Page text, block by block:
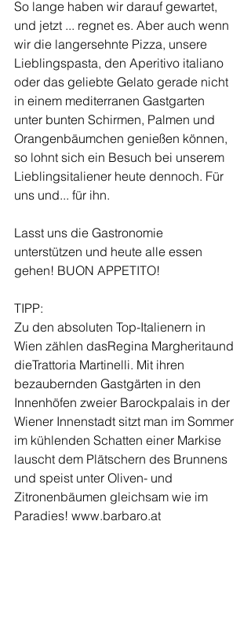
So lange haben wir darauf gewartet,
und jetzt ... regnet es. Aber auch wenn
wir die langersehnte Pizza, unsere
Lieblingspasta, den Aperitivo italiano
oder das geliebte Gelato gerade nicht
in einem mediterranen Gastgarten
unter bunten Schirmen, Palmen und
Orangenbäumchen genießen können,
so lohnt sich ein Besuch bei unserem
Lieblingsitaliener heute dennoch. Für
uns und... für ihn.
Lasst uns die Gastronomie
unterstützen und heute alle essen
gehen! BUON APPETITO!
TIPP:
Zu den absoluten Top-Italienern in
Wien zählen dasRegina Margheritaund
dieTrattoria Martinelli. Mit ihren
bezaubernden Gastgärten in den
Innenhöfen zweier Barockpalais in der
Wiener Innenstadt sitzt man im Sommer
im kühlenden Schatten einer Markise
lauscht dem Plätschern des Brunnens
und speist unter Oliven- und
Zitronenbäumen gleichsam wie im
Paradies! www.barbaro.at